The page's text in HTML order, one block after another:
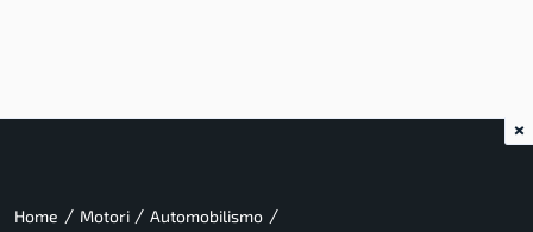
Home / Motori / Automobilismo /
×